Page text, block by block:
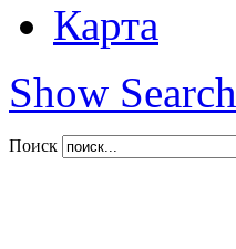
Карта
Show Search
Поиск